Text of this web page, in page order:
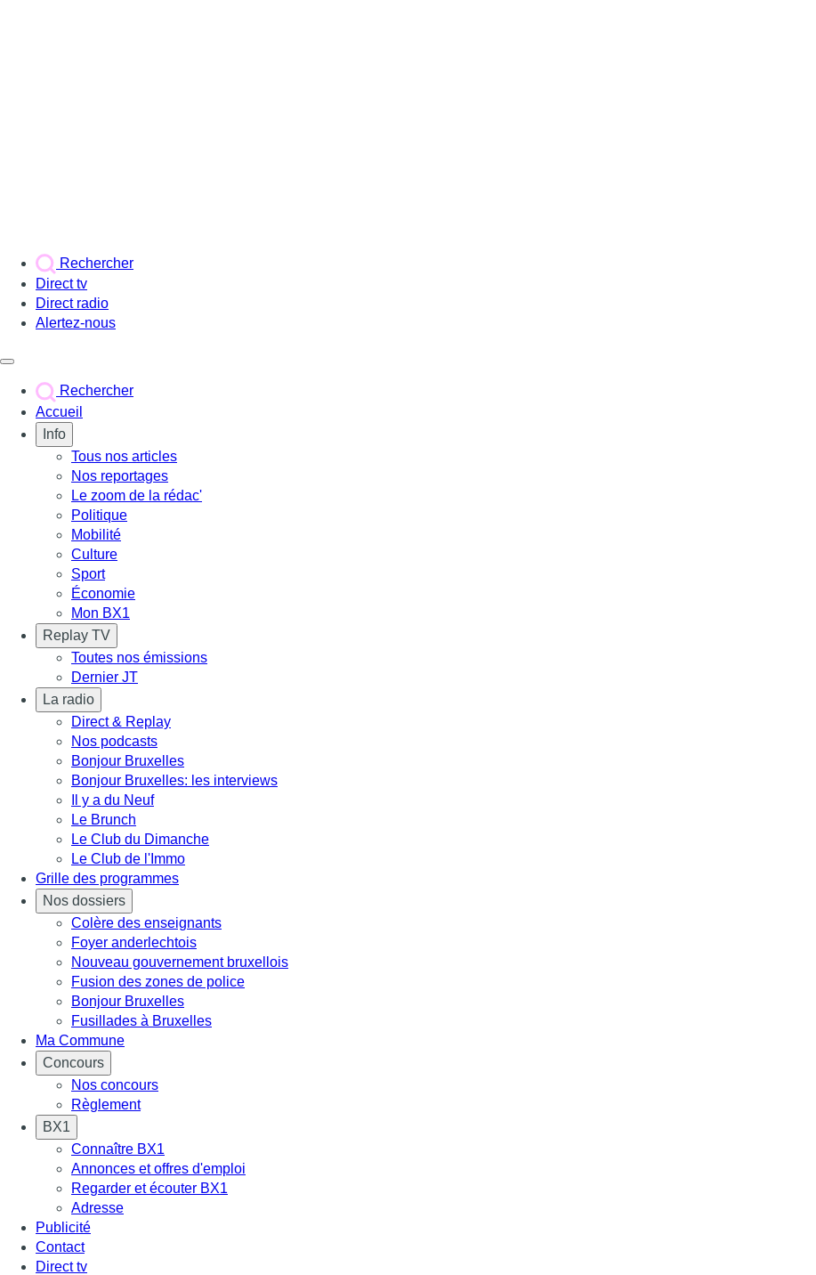
Rechercher
Direct tv
Direct radio
Alertez-nous
Rechercher
Accueil
Info
Tous nos articles
Nos reportages
Le zoom de la rédac'
Politique
Mobilité
Culture
Sport
Économie
Mon BX1
Replay TV
Toutes nos émissions
Dernier JT
La radio
Direct & Replay
Nos podcasts
Bonjour Bruxelles
Bonjour Bruxelles: les interviews
Il y a du Neuf
Le Brunch
Le Club du Dimanche
Le Club de l'Immo
Grille des programmes
Nos dossiers
Colère des enseignants
Foyer anderlechtois
Nouveau gouvernement bruxellois
Fusion des zones de police
Bonjour Bruxelles
Fusillades à Bruxelles
Ma Commune
Concours
Nos concours
Règlement
BX1
Connaître BX1
Annonces et offres d'emploi
Regarder et écouter BX1
Adresse
Publicité
Contact
Direct tv